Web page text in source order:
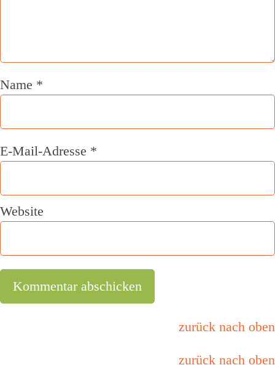
Name *
E-Mail-Adresse *
Website
zurück nach oben
zurück nach oben